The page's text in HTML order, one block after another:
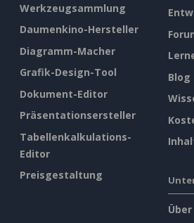
Werkzeugsammlung
Daumenkino-Hersteller
Diagramm-Macher
Grafik-Design-Tool
Dokument-Editor
Präsentationsersteller
Tabellenkalkulations-
Editor
Preisgestaltung
Blog